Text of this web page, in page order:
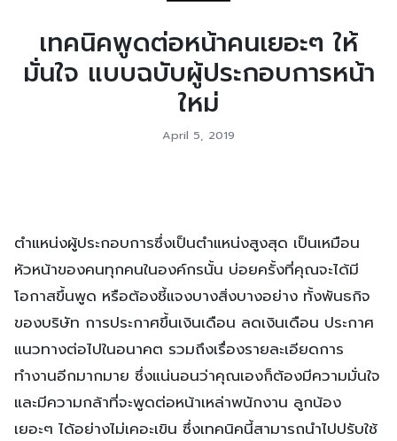
เทคนิคพูดต่อหน้าคนเยอะๆ ให้
มั่นใจ แบบฉบับผู้ประกอบการหน้า
ใหม่
April 5, 2019
ตำแหน่งผู้ประกอบการซึ่งเป็นตำแหน่งสูงสุด เป็นเหมือน
หัวหน้าของคนทุกคนในองค์กรนั้น บ่อยครั้งที่คุณจะได้มี
โอกาสขึ้นพูด หรือต้องชี้แจงบางสิ่งบางอย่าง ทั้งพันธกิจ
ของบริษัท การประกาศขึ้นเงินเดือน ลดเงินเดือน ประกาศ
แนวทางต่อไปในอนาคต รวมถึงเรื่องรายละเอียดการ
ทำงานอีกมากมาย ซึ่งแน่นอนว่าคุณเองก็ต้องมีความมั่นใจ
และมีความกล้าที่จะพูดต่อหน้าเหล่าพนักงาน ลูกน้อง
เยอะๆ ได้อย่างไม่เคอะเขิน ซึ่งเทคนิคนี้สามารถนำไปปรับใช้